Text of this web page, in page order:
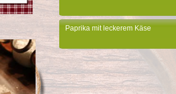
Paprika mit leckerem Käse